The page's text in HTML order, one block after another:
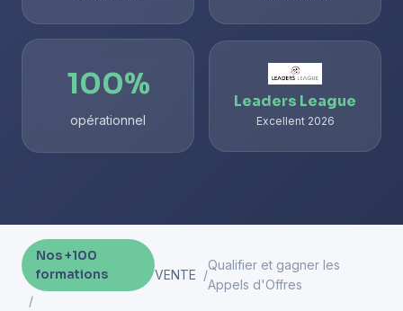
100%
opérationnel
Leaders League
Excellent 2026
Nos +100
formations
VENTE
Qualifier et gagner les
Appels d'Offres